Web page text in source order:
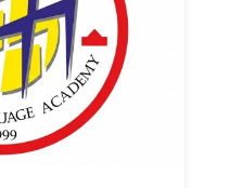
مصاحبه شغلی
معرفی شرکت ها
معرفی متخصصان منابع انسانی
معرفی مشاغل